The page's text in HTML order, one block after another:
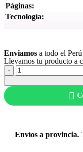
Páginas:
Tecnología:
Enviamos a todo el Perú
Llevamos tu producto a
Envíos a provincia.